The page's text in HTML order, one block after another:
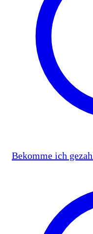
Bekomme ich